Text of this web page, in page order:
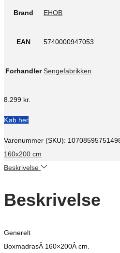
Brand EHOB
EAN 5740000947053
Forhandler Sengefabrikken
8.299 kr.
Køb her
Varenummer (SKU):
160x200 cm
Beskrivelse
Beskrivelse
Generelt
BoxmadrasÂ 160×200Â cm.